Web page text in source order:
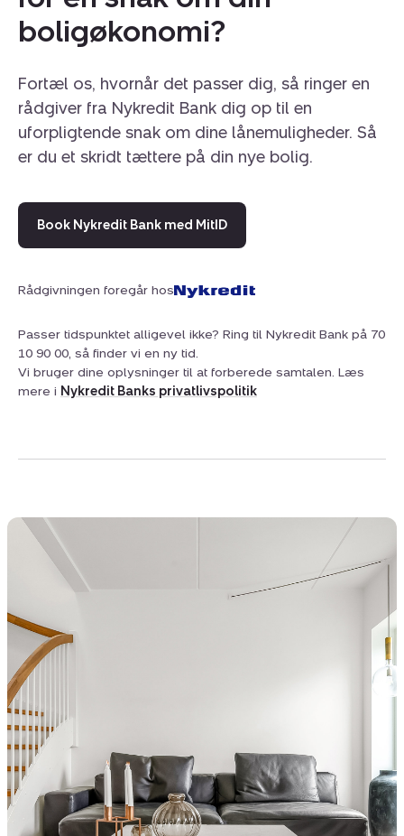
i kort afstand fra matriklen, hvilket gør morgenrutinen
nem, mens både daginstitutioner og Lyshøjshallen nås
indkøb klares nemt i nærområdet, og når lysten til en
gåtur i skovens ro eller ved fjorden melder sig, ligger
skov og Kolding Fjord lige i nærheden. Området
kombinerer ro og bekvemmelighed.
boligøkonomi?
Fortæl os, hvornår det passer dig, så ringer en
rådgiver fra Nykredit Bank dig op til en
uforpligtende snak om dine lånemuligheder. Så
er du et skridt tættere på din nye bolig.
Book Nykredit Bank med MitID
Rådgivningen foregår hos
Passer tidspunktet alligevel ikke? Ring til Nykredit Bank på 70
10 90 00, så finder vi en ny tid.
Vi bruger dine oplysninger til at forberede samtalen. Læs
mere i Nykredit Banks privatlivspolitik